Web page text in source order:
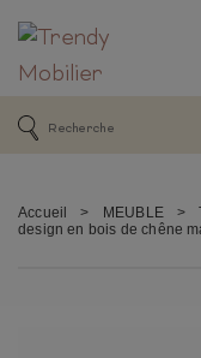
Accueil > MEUBLE >
design en bois de chêne